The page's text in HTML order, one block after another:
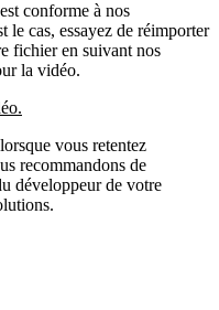
conforme à nos
le cas, essayez de réimporter
fichier en suivant nos
la vidéo.
vous retentez
recommandons de
développeur de votre